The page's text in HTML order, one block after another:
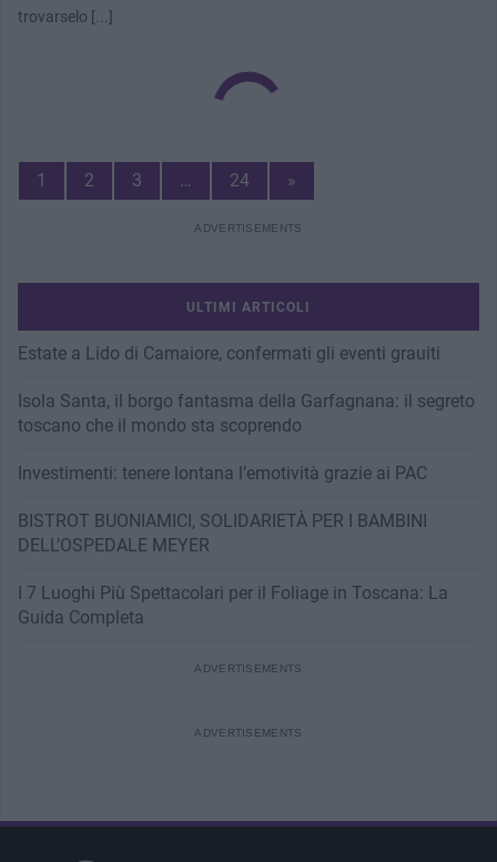
trovarselo [...]
1 2 3 … 24
Next
»
ULTIMI ARTICOLI
Estate a Lido di Camaiore, confermati gli eventi grauiti
Isola Santa, il borgo fantasma della Garfagnana: il segreto
toscano che il mondo sta scoprendo
Investimenti: tenere lontana l’emotività grazie ai PAC
BISTROT BUONIAMICI, SOLIDARIETÀ PER I BAMBINI
DELL’OSPEDALE MEYER
I 7 Luoghi Più Spettacolari per il Foliage in Toscana: La
Guida Completa